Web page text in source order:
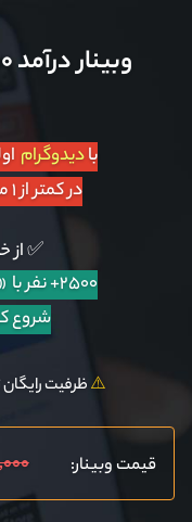
بادیدوگرام
در کمتر از ۱ ماه درآمد دلخواهت رو داری
✅ از
۲۵۰۰+ نفر با «راهکار اختصاصی»
شروع
⚠️ظرفیت
قیمت وبینار: